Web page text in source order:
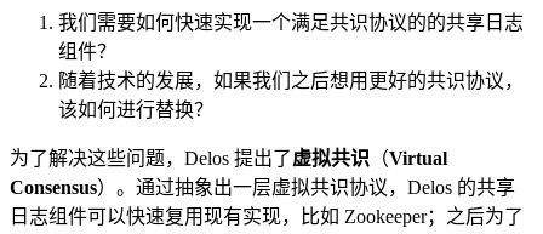
我们需要如何快速实现一个满足共识协议的的共享日志
组件？
随着技术的发展，如果我们之后想用更好的共识协议，
该如何进行替换？
为了解决这些问题，Delos 提出了虚拟共识 （Virtual
Consensus）。通过抽象出一层虚拟共识协议，Delos 的共享
日志组件可以快速复用现有实现，比如 Zookeeper；之后为了